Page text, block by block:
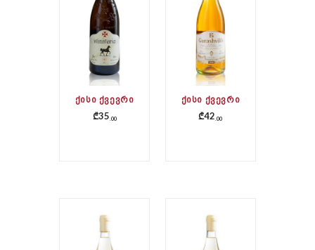
ᲥᲘᲡᲘ ᲥᲕᲔᲕᲠᲘ
₾35 00
ᲥᲘᲡᲘ ᲥᲕᲔᲕᲠᲘ
₾42 00